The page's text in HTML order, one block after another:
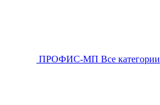
ПРОФИС-МП Все категории